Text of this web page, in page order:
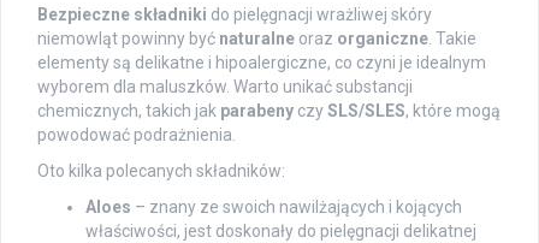
Bezpieczne składniki do pielęgnacji wrażliwej skóry
niemowląt powinny być naturalne oraz organiczne. Takie
elementy są delikatne i hipoalergiczne, co czyni je idealnym
wyborem dla maluszków. Warto unikać substancji
chemicznych, takich jak parabeny czySLS/SLES, które mogą
powodować podrażnienia.
Oto kilka polecanych składników:
Aloes – znany ze swoich nawilżających i kojących
właściwości, jest doskonały do pielęgnacji delikatnej